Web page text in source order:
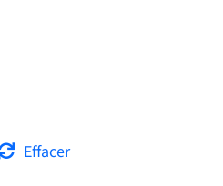
Effacer